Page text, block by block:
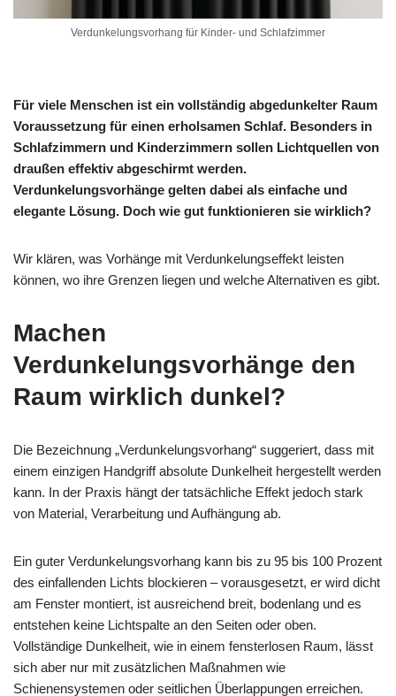
Verdunkelungsvorhang für Kinder- und Schlafzimmer
Für viele Menschen ist ein vollständig abgedunkelter Raum
Voraussetzung für einen erholsamen Schlaf. Besonders in
Schlafzimmern und Kinderzimmern sollen Lichtquellen von
draußen effektiv abgeschirmt werden.
Verdunkelungsvorhänge gelten dabei als einfache und
elegante Lösung. Doch wie gut funktionieren sie wirklich?
Wir klären, was Vorhänge mit Verdunkelungseffekt leisten
können, wo ihre Grenzen liegen und welche Alternativen es gibt.
Machen
Verdunkelungsvorhänge den
Raum wirklich dunkel?
Die Bezeichnung „Verdunkelungsvorhang“ suggeriert, dass mit
einem einzigen Handgriff absolute Dunkelheit hergestellt werden
kann. In der Praxis hängt der tatsächliche Effekt jedoch stark
von Material, Verarbeitung und Aufhängung ab.
Ein guter Verdunkelungsvorhang kann bis zu 95 bis 100 Prozent
des einfallenden Lichts blockieren – vorausgesetzt, er wird dicht
am Fenster montiert, ist ausreichend breit, bodenlang und es
entstehen keine Lichtspalte an den Seiten oder oben.
Vollständige Dunkelheit, wie in einem fensterlosen Raum, lässt
sich aber nur mit zusätzlichen Maßnahmen wie
Schienensystemen oder seitlichen Überlappungen erreichen.